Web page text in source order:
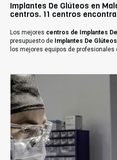
Implantes De Glúteos en
centros. 11 centros
Los mejores centros de Implantes
presupuesto de Implantes De
los mejores equipos de